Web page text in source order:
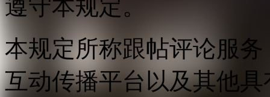
遵守本规定。
本规定所称跟帖评论服
互动传播平台以及其他